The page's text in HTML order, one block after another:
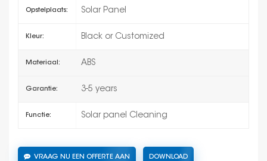
Opstelplaats: Solar Panel
Kleur: Black or Customized
Materiaal: ABS
Garantie: 3-5 years
Functie: Solar panel Cleaning
VRAAG NU EEN OFFERTE AAN DOWNLOAD